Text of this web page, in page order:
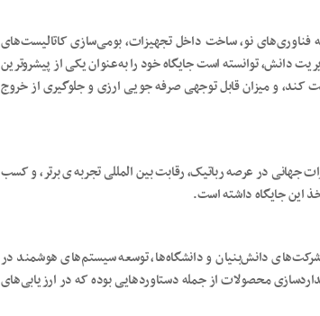
فناوری‌های نو، ساخت داخل تجهیزات، بومی‌سازی کاتالیست‌های
دانش، توانسته است جایگاه خود را به‌عنوان یکی از پیشروترین
و میزان قابل توجهی صرفه جویی ارزی و جلوگیری از خروج
جهانی در عرصه رباتیک، رقابت بین المللی تجربه ی برتر، و کسب
دانش‌بنیان و دانشگاه‌ها، توسعه سیستم‌های هوشمند در
محصولات از جمله دستاوردهایی بوده که در ارزیابی‌های